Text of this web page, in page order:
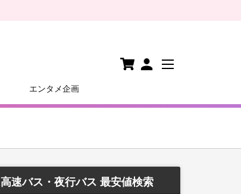
エンタメ企画
高速バス・夜行バス 最安値検索